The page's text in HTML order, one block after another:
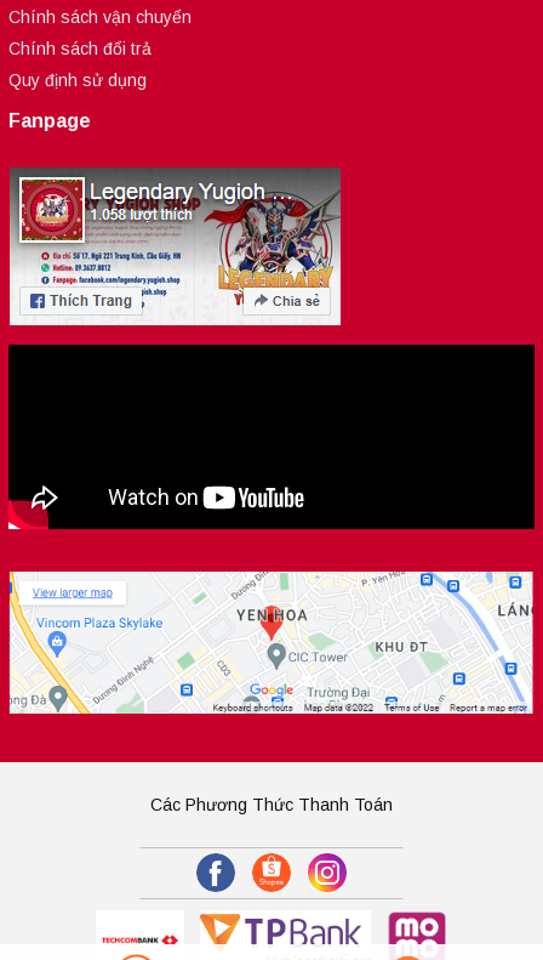
Chính sách vận chuyển
Chính sách đổi trả
Quy định sử dụng
Fanpage
Các Phương Thức Thanh Toán